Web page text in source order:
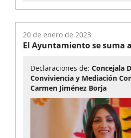
Fecha
del
20 de enero de 2023
El Ayuntamiento se suma
Declaraciones de:Concejala
Conviviencia y Mediación
Carmen Jiménez Borja